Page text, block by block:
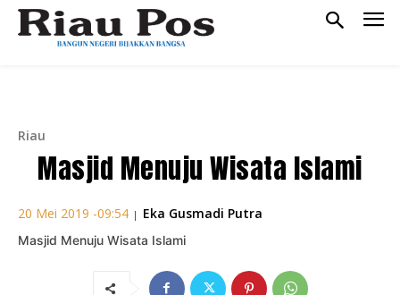
Riau
Masjid Menuju Wisata Islami
20 Mei 2019 -09:54 | Eka Gusmadi Putra
Masjid Menuju Wisata Islami